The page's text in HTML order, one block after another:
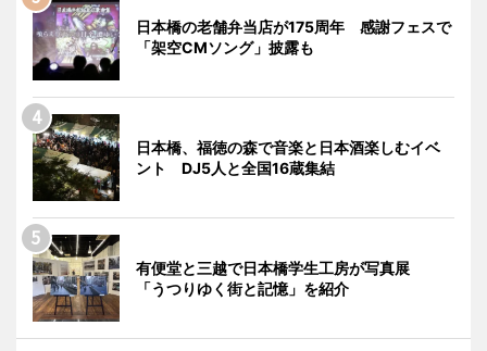
日本橋の老舗弁当店が175周年 感謝フェスで
「架空CMソング」披露も
日本橋、福徳の森で音楽と日本酒楽しむイベ
ント DJ5人と全国16蔵集結
有便堂と三越で日本橋学生工房が写真展
「うつりゆく街と記憶」を紹介